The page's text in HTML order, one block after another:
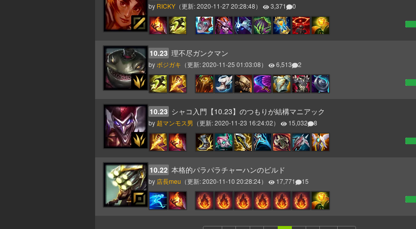
by RICKY （更新:2020-11-27 20:28:48） 3,371 0
10.23 理不尽ガンクマン
by ボジガキ （更新:2020-11-25 01:03:08） 6,513 2
10.23 シャコ入門【10.23】のつもりが結構マニアック
by 超マンモス男 （更新:2020-11-23 16:24:02） 15,032 8
10.22 本格的パラパラチャーハンのビルド
by 店長meu （更新:2020-11-10 20:28:24） 17,771 15